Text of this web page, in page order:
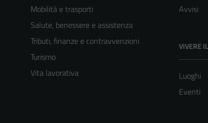
Mobilità e trasporti
Salute, benessere e assistenza
Tributi, finanze e contravvenzioni
Turismo
Vita lavorativa
Avvisi
VIVERE
Luoghi
Eventi